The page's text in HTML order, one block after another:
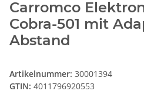
Carromco
Cobra-501 mit
Abstand
Artikelnummer: 30001394
GTIN: 4011796920553